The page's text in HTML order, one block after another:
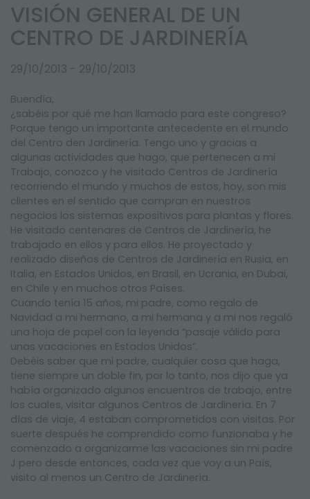
MÁS RESULTADOS PARA USTED:
TRABAJA CON NOSOTROS
SOSTENIBILIDAD
FERIAS Y EVENTOS
VISIÓN GENERAL DE UN
CENTRO DE JARDINERÍA
29/10/2013 - 29/10/2013
Buendía,
¿sabéis por qué me han llamado para este congreso?
Porque tengo un importante antecedente en el mundo
del Centro den Jardinería. Tengo uno y gracias a
algunas actividades que hago, que pertenecen a mi
Trabajo, conozco y he visitado Centros de Jardinería
recorriendo el mundo y muchos de estos, hoy, son mis
clientes en el sentido que compran en nuestros
negocios los sistemas expositivos para plantas y flores.
He visitado centenares de Centros de Jardinería, he
trabajado en ellos y para ellos. He proyectado y
realizado diseños de Centros de Jardinería en Rusia, en
Italia, en Estados Unidos, en Brasil, en Ucrania, en Dubai,
en Chile y en muchos otros Países.
Cuando tenía 15 años, mi padre, como regalo de
Navidad a mi hermano, a mi hermana y a mi nos regaló
una hoja de papel con la leyenda “pasaje válido para
unas vacaciones en Estados Unidos”.
Debéis saber que mi padre, cualquier cosa que haga,
tiene siempre un doble fin, por lo tanto, nos dijo que ya
había organizado algunos encuentros de trabajo, entre
los cuales, visitar algunos Centros de Jardinería. En 7
días de viaje, 4 estaban comprometidos con visitas. Por
suerte después he comprendido como funzionaba y he
comenzado a organizarme las vacaciones sin mi padre
J pero desde entonces, cada vez que voy a un País,
visito al menos un Centro de Jardinería.